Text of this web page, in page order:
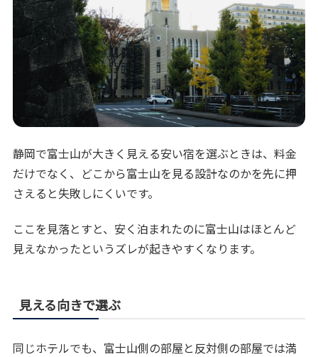
静岡で富士山が大きく見える安い宿を選ぶときは、料金
だけでなく、どこから富士山を見る設計なのかを先に押
さえると失敗しにくいです。
ここを見落とすと、安く泊まれたのに富士山はほとんど
見えなかったというズレが起きやすくなります。
見える向きで選ぶ
同じホテルでも、富士山側の部屋と反対側の部屋では満